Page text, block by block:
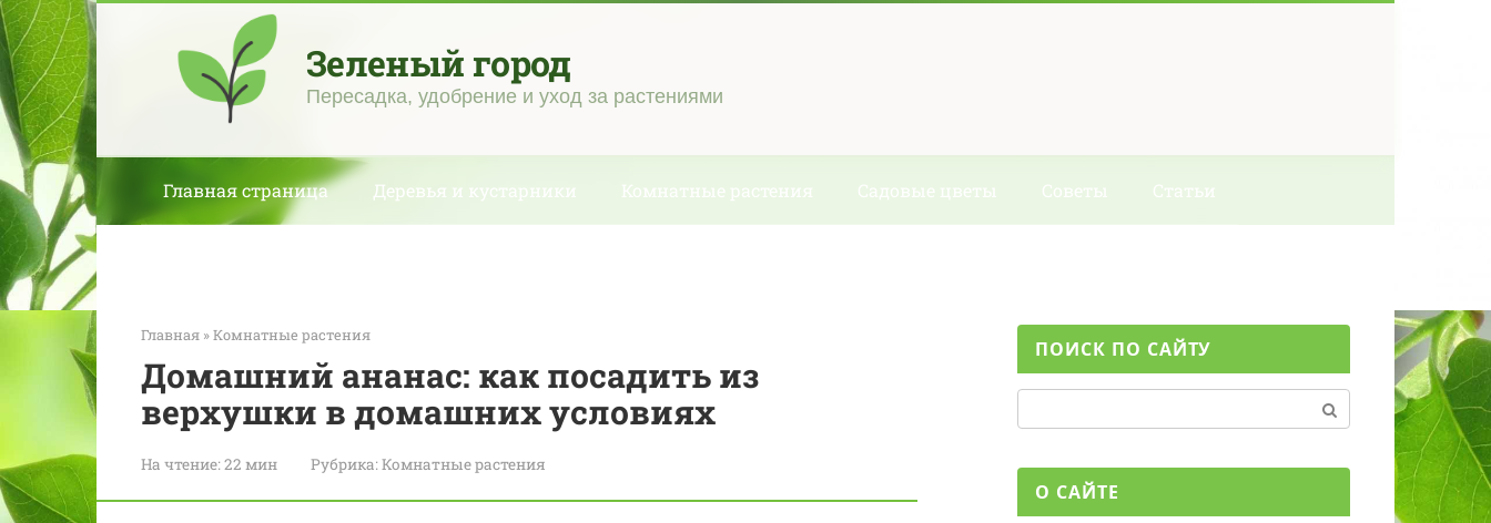
Перейти
к
контенту
Зеленый город
Пересадка, удобрение и уход за растениями
Главная страница Деревья и кустарники Комнатные растения Садовые цветы Советы Статьи
Главная »Комнатные растения
Домашний ананас: как посадить из
верхушки в домашних условиях
На чтение:22 мин Рубрика:Комнатные растения
ПОИСК ПО САЙТУ
О САЙТЕ